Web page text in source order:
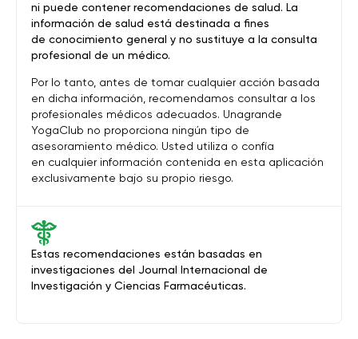
Estas recomendaciones están basadas en
investigaciones del Journal Internacional de
Investigación y Ciencias Farmacéuticas.
ni puede contener recomendaciones de salud. La
información de salud está destinada a fines
de conocimiento general y no sustituye a la consulta
profesional de un médico.
Por lo tanto, antes de tomar cualquier acción basada
en dicha información, recomendamos consultar a los
profesionales médicos adecuados. Unagrande
YogaClub no proporciona ningún tipo de
asesoramiento médico. Usted utiliza o confía
en cualquier información contenida en esta aplicación
exclusivamente bajo su propio riesgo.